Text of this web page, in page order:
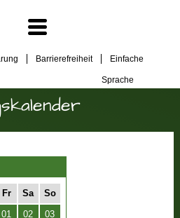
Barrierefreiheit Einfache
Sprache
Fr Sa So
01 02 03